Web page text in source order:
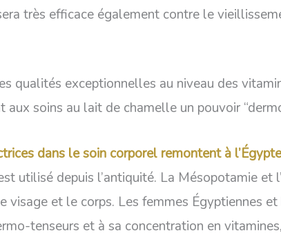
très efficace également contre le
qualités exceptionnelles au niveau des
aux soins au lait de chamelle un pouvoir
dans le soin corporel remontent à
utilisé depuis l’antiquité. La Mésopotamie et
visage et le corps. Les femmes Égyptiennes
tenseurs et à sa concentration en